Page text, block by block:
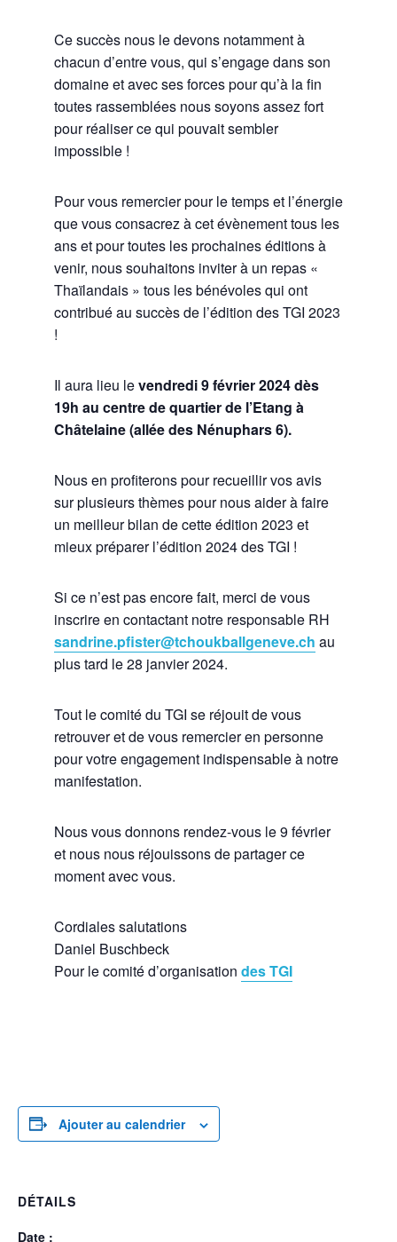
Ce succès nous le devons notamment à
chacun d’entre vous, qui s’engage dans son
domaine et avec ses forces pour qu’à la fin
toutes rassemblées nous soyons assez fort
pour réaliser ce qui pouvait sembler
impossible !
Pour vous remercier pour le temps et l’énergie
que vous consacrez à cet évènement tous les
ans et pour toutes les prochaines éditions à
venir, nous souhaitons inviter à un repas «
Thaïlandais » tous les bénévoles qui ont
contribué au succès de l’édition des TGI 2023
!
Il aura lieu levendredi 9 février 2024 dès
19h au centre de quartier de l’Etang à
Châtelaine (allée des Nénuphars 6).
Nous en profiterons pour recueillir vos avis
sur plusieurs thèmes pour nous aider à faire
un meilleur bilan de cette édition 2023 et
mieux préparer l’édition 2024 des TGI !
Si ce n’est pas encore fait, merci de vous
inscrire en contactant notre responsable RH
sandrine.pfister@tchoukballgeneve.ch au
plus tard le 28 janvier 2024.
Tout le comité du TGI se réjouit de vous
retrouver et de vous remercier en personne
pour votre engagement indispensable à notre
manifestation.
Nous vous donnons rendez-vous le 9 février
et nous nous réjouissons de partager ce
moment avec vous.
Cordiales salutations
Daniel Buschbeck
Pour le comité d’organisation des TGI
Ajouter au calendrier
DÉTAILS
Date :